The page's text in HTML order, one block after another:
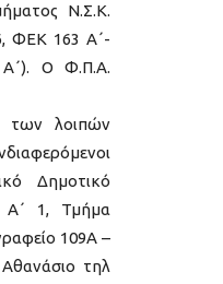
Ν.Σ.Κ.
ΦΕΚ 163 Α΄-
Α΄). Ο Φ.Π.Α.
των λοιπών
Δημοτικό
Α΄ 1, Τμήμα
109Α –
τηλ